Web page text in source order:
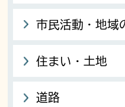
市民活動・地域
住まい・土地
道路